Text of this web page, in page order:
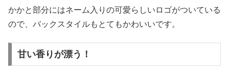
かかと部分にはネーム入りの可愛らしいロゴがついている
ので、バックスタイルもとてもかわいいです。
甘い香りが漂う！